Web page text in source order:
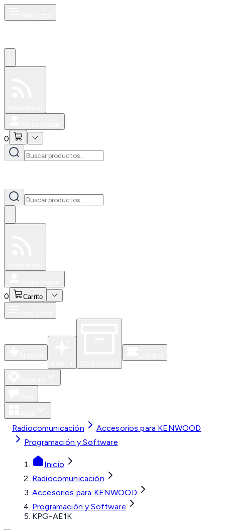
0
0 Carrito
Radiocomunicación
Accesorios para KENWOOD
Programación y Software
Inicio
Radiocomunicación
Accesorios para KENWOOD
Programación y Software
KPG-AE1K